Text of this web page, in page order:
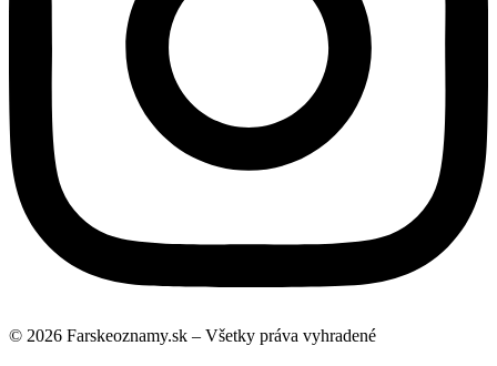
© 2026 Farskeoznamy.sk – Všetky práva vyhradené